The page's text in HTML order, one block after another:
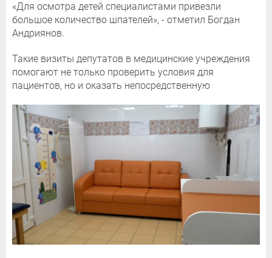
«Для осмотра детей специалистами привезли
большое количество шпателей», - отметил Богдан
Андриянов.
Такие визиты депутатов в медицинские учреждения
помогают не только проверить условия для
пациентов, но и оказать непосредственную